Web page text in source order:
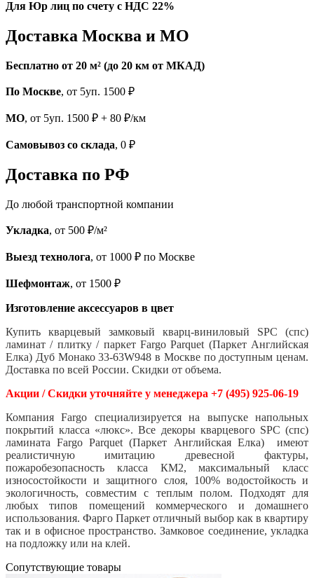
Для Юр лиц по счету с НДС 22%
Доставка Москва и МО
Бесплатно от 20 м² (до 20 км от МКАД)
По Москве, от 5уп. 1500 ₽
МО, от 5уп. 1500 ₽ + 80 ₽/км
Самовывоз со склада, 0 ₽
Доставка по РФ
До любой транспортной компании
Укладка, от 500 ₽/м²
Выезд технолога, от 1000 ₽ по Москве
Шефмонтаж, от 1500 ₽
Изготовление аксессуаров в цвет
Купить кварцевый замковый кварц-виниловый SPC (спс)
ламинат / плитку / паркет Fargo Parquet (Паркет Английская
Елка) Дуб Монако 33-63W948 в Москве по доступным ценам.
Доставка по всей России. Скидки от объема.
Акции / Скидки уточняйте у менеджера +7 (495) 925-06-19
Компания Fargo специализируется на выпуске напольных
покрытий класса «люкс». Все декоры кварцевого SPC (спс)
ламината Fargo Parquet (Паркет Английская Елка) имеют
реалистичную имитацию древесной фактуры,
пожаробезопасность класса КМ2, максимальный класс
износостойкости и защитного слоя, 100% водостойкость и
экологичность, совместим с теплым полом. Подходят для
любых типов помещений коммерческого и домашнего
использования. Фарго Паркет отличный выбор как в квартиру
так и в офисное пространство. Замковое соединение, укладка
на подложку или на клей.
Cопутствующие товары